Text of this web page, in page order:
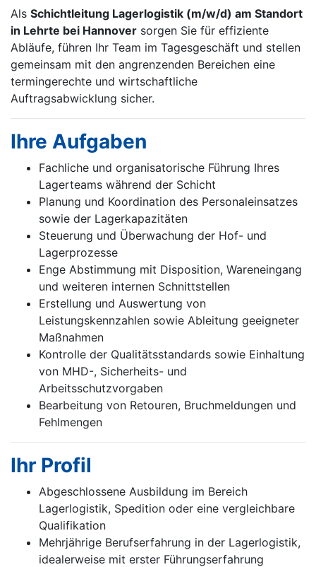
Als Schichtleitung Lagerlogistik (m/w/d) am Standort
in Lehrte bei Hannover sorgen Sie für effiziente
Abläufe, führen Ihr Team im Tagesgeschäft und stellen
gemeinsam mit den angrenzenden Bereichen eine
termingerechte und wirtschaftliche
Auftragsabwicklung sicher.
Ihre Aufgaben
Fachliche und organisatorische Führung Ihres
Lagerteams während der Schicht
Planung und Koordination des Personaleinsatzes
sowie der Lagerkapazitäten
Steuerung und Überwachung der Hof- und
Lagerprozesse
Enge Abstimmung mit Disposition, Wareneingang
und weiteren internen Schnittstellen
Erstellung und Auswertung von
Leistungskennzahlen sowie Ableitung geeigneter
Maßnahmen
Kontrolle der Qualitätsstandards sowie Einhaltung
von MHD-, Sicherheits- und
Arbeitsschutzvorgaben
Bearbeitung von Retouren, Bruchmeldungen und
Fehlmengen
Ihr Profil
Abgeschlossene Ausbildung im Bereich
Lagerlogistik, Spedition oder eine vergleichbare
Qualifikation
Mehrjährige Berufserfahrung in der Lagerlogistik,
idealerweise mit erster Führungserfahrung